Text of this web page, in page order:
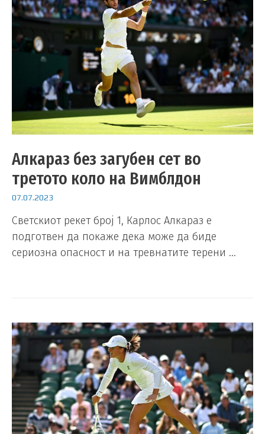
Алкараз без загубен сет во
третото коло на Вимблдон
07.07.2023
Светскиот рекет број 1, Карлос Алкараз е
подготвен да покаже дека може да биде
сериозна опасност и на тревнатите терени …